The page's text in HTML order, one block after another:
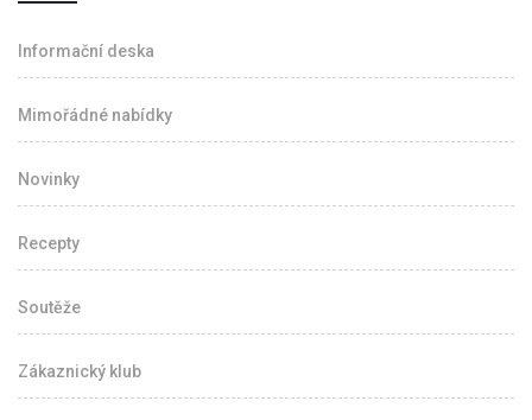
Informační deska
Mimořádné nabídky
Novinky
Recepty
Soutěže
Zákaznický klub